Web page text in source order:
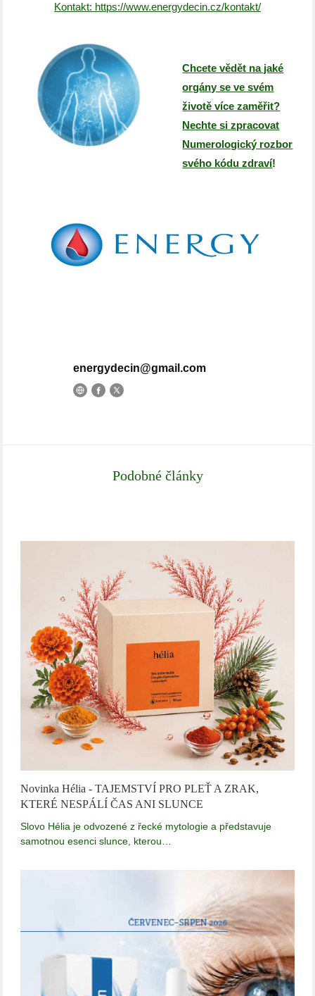
Kontakt: https://www.energydecin.cz/kontakt/
Chcete vědět na jaké
orgány se ve svém
životě více zaměřit?
Nechte si zpracovat
Numerologický rozbor
svého kódu zdraví!
energydecin@gmail.com
Podobné články
Novinka Hélia - TAJEMSTVÍ PRO PLEŤ A ZRAK,
KTERÉ NESPÁLÍ ČAS ANI SLUNCE
Slovo Hélia je odvozené z řecké mytologie a představuje
samotnou esenci slunce, kterou…